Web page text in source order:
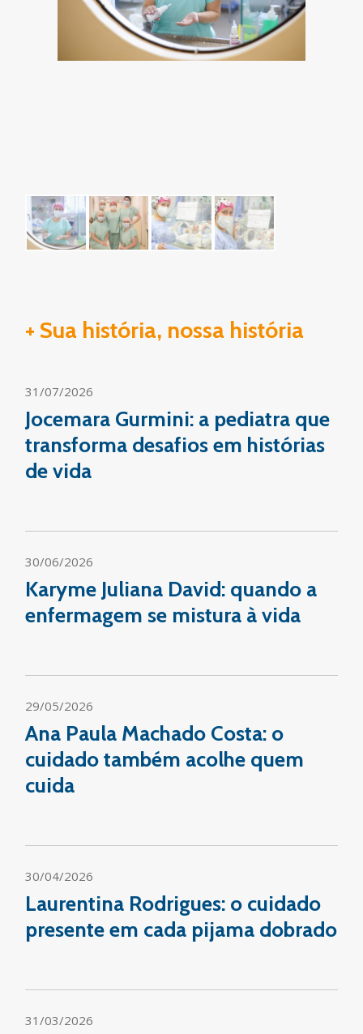
+ Sua história, nossa história
31/07/2026
Jocemara Gurmini: a pediatra que
transforma desafios em histórias
de vida
30/06/2026
Karyme Juliana David: quando a
enfermagem se mistura à vida
29/05/2026
Ana Paula Machado Costa: o
cuidado também acolhe quem
cuida
30/04/2026
Laurentina Rodrigues: o cuidado
presente em cada pijama dobrado
31/03/2026